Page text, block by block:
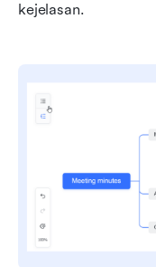
kejelasan.